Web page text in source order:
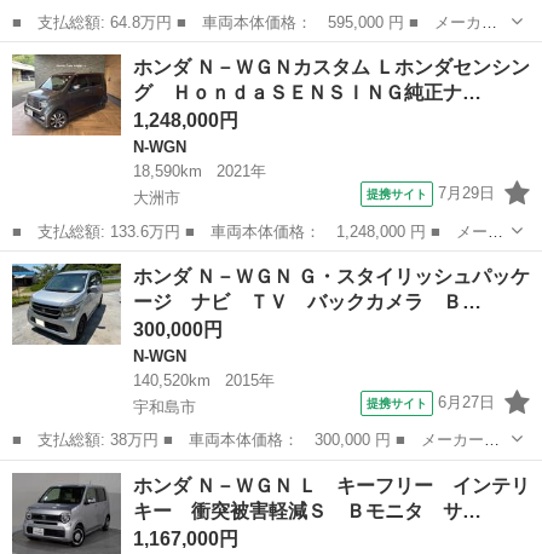
■ 支払総額: 64.8万円 ■ 車両本体価格： 595,000 円 ■ メーカー
名： ホンダ ■ 車種名： Ｎ－ＷＧＮカスタム ■ グレード名：
Ｇ・ターボパッケージ 禁煙 社外フルセグナビ ＣＴＢＡ 社外１
６インチナビ...
愛媛 西条市 N-WGN
ホンダ Ｎ－ＷＧＮカスタム Ｌホンダセンシン
グ ＨｏｎｄａＳＥＮＳＩＮＧ純正ナ…
1,248,000円
N-WGN
18,590km
2021年
大洲市
提携サイト 7月29日
■ 支払総額: 133.6万円 ■ 車両本体価格： 1,248,000 円 ■ メーカ
ー名： ホンダ ■ 車種名： Ｎ－ＷＧＮカスタム ■ グレード
名： Ｌホンダセンシング ＨｏｎｄａＳＥＮＳＩＮＧ純正ナビＥＴ
Ｃドライブレ...
愛媛 大洲市 N-WGN
ホンダ Ｎ－ＷＧＮ Ｇ・スタイリッシュパッケ
ージ ナビ ＴＶ バックカメラ Ｂ…
300,000円
N-WGN
140,520km
2015年
宇和島市
提携サイト 6月27日
■ 支払総額: 38万円 ■ 車両本体価格： 300,000 円 ■ メーカー
名： ホンダ ■ 車種名： Ｎ－ＷＧＮ ■ グレード名： Ｇ・スタ
イリッシュパッケージ ナビ ＴＶ バックカメラ Ｂｌｕｅｔｏｏ
ｔｈ 前後ドライ...
愛媛 宇和島市 N-WGN
ホンダ Ｎ－ＷＧＮ Ｌ キーフリー インテリ
キー 衝突被害軽減Ｓ Ｂモニタ サ…
1,167,000円